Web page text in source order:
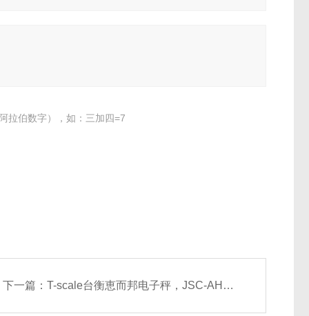
拉伯数字），如：三加四=7
下一篇： T-scale台衡恵而邦电子秤，JSC-AHW-30kg电子计重秤价格